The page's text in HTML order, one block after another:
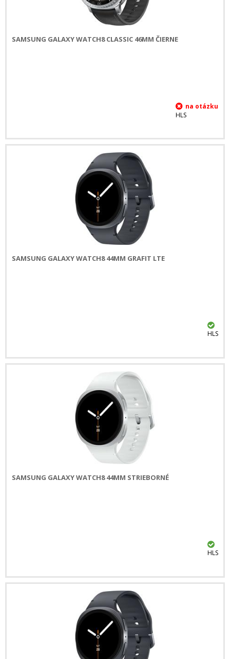
SAMSUNG GALAXY WATCH8 CLASSIC 46MM ČIERNE
HLS
SAMSUNG GALAXY WATCH8 44MM GRAFIT LTE
HLS
SAMSUNG GALAXY WATCH8 44MM STRIEBORNÉ
HLS